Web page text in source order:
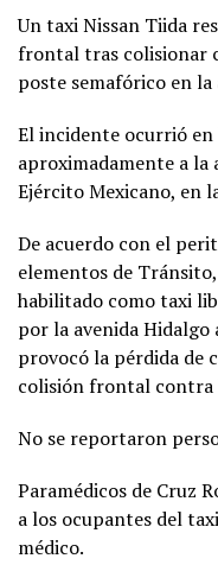
Un taxi Nissan Tiida
frontal tras colisionar
poste semafórico en
El incidente ocurrió en
aproximadamente a la
Ejército Mexicano, en
De acuerdo con el
elementos de
habilitado como taxi
por la avenida Hidalgo
provocó la pérdida de
colisión frontal contra
No se reportaron
Paramédicos de Cruz
a los ocupantes del
médico.